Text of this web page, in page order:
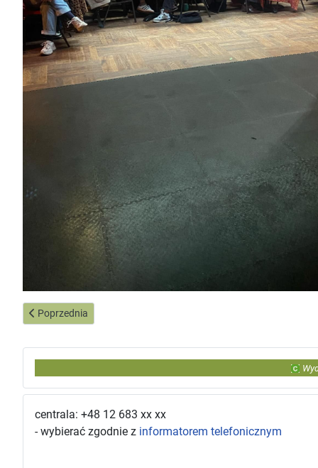
Poprzednia strona: Wizyta studyjna Studentów II roku kierunku:
Poprzednia
centrala: +48 12 683 xx xx
- wybierać zgodnie z informatorem telefonicznym